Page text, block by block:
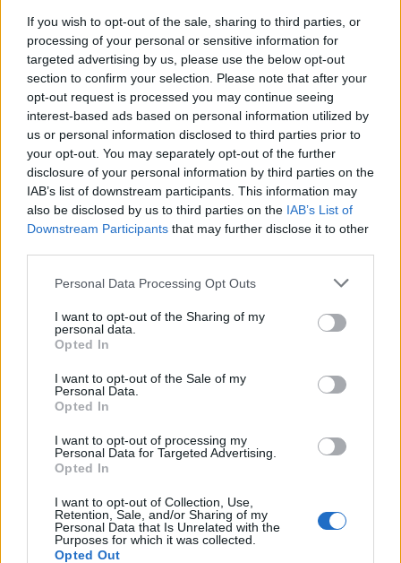
If you wish to opt-out of the sale, sharing to third parties, or
processing of your personal or sensitive information for
targeted advertising by us, please use the below opt-out
section to confirm your selection. Please note that after your
opt-out request is processed you may continue seeing
interest-based ads based on personal information utilized by
us or personal information disclosed to third parties prior to
your opt-out. You may separately opt-out of the further
disclosure of your personal information by third parties on the
IAB’s list of downstream participants. This information may
also be disclosed by us to third parties on the IAB’s List of
Downstream Participants that may further disclose it to other
Personal Data Processing Opt Outs
I want to opt-out of the Sharing of my
personal data.
Opted In
I want to opt-out of the Sale of my
Personal Data.
Opted In
I want to opt-out of processing my
Personal Data for Targeted Advertising.
Opted In
I want to opt-out of Collection, Use,
Retention, Sale, and/or Sharing of my
Personal Data that Is Unrelated with the
Purposes for which it was collected.
Opted Out
con CUPRA Leon e-HYBRID da 204 CV
CUPRA Leon, modello chiave del marchio indipendente, guida
l’offensiva di prodotto di CUPRA verso un futuro elettrificato. A
cominciare dallo scorso anno, quando è stata presentata la prima
CUPRA Leon elettrificata, lanciata sul mercato nella sua versione
alimentata dal propulsore …
Ansu Fati diventa CUPRA Ambassador
CUPRA conferma Ansu Fati, attaccante del FC Barcelona, tra i suoi
global ambassador. La giovane stella del calcio si unisce a CUPRA
con l’obiettivo di incrementare l’awareness globale del marchio.